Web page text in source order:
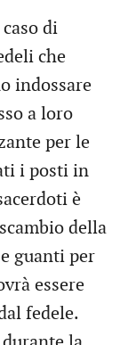
di
che
indossare
a loro
per le
i posti in
è
della
guanti per
essere
fedele.